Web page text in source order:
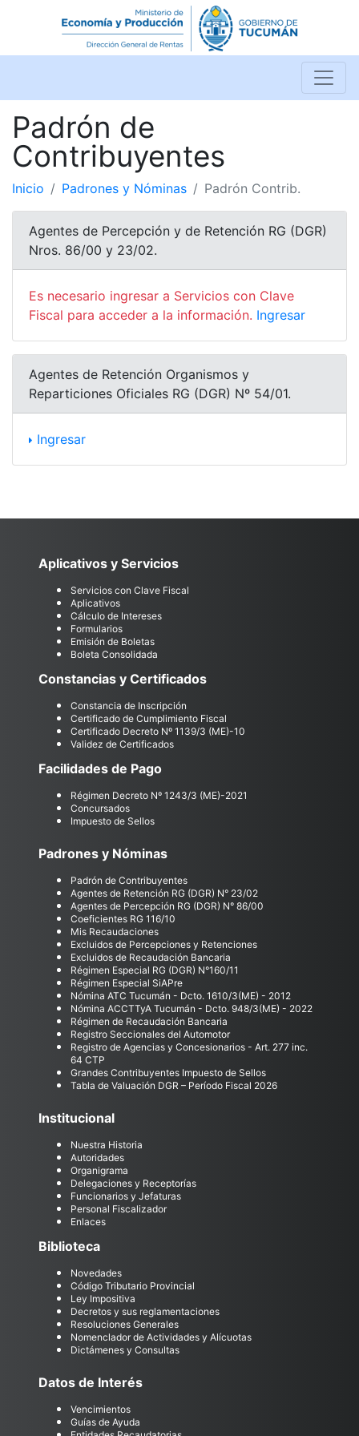
Padrón de
Contribuyentes
Inicio Padrones y Nóminas Padrón Contrib.
Agentes de Percepción y de Retención RG (DGR)
Nros. 86/00 y 23/02.
Es necesario ingresar a Servicios con Clave
Fiscal para acceder a la información. Ingresar
Agentes de Retención Organismos y
Reparticiones Oficiales RG (DGR) Nº 54/01.
Ingresar
Aplicativos y Servicios
Servicios con Clave Fiscal
Aplicativos
Cálculo de Intereses
Formularios
Emisión de Boletas
Boleta Consolidada
Constancias y Certificados
Constancia de Inscripción
Certificado de Cumplimiento Fiscal
Certificado Decreto Nº 1139/3 (ME)-10
Validez de Certificados
Facilidades de Pago
Régimen Decreto Nº 1243/3 (ME)-2021
Concursados
Impuesto de Sellos
Padrones y Nóminas
Padrón de Contribuyentes
Agentes de Retención RG (DGR) N° 23/02
Agentes de Percepción RG (DGR) N° 86/00
Coeficientes RG 116/10
Mis Recaudaciones
Excluidos de Percepciones y Retenciones
Excluidos de Recaudación Bancaria
Régimen Especial RG (DGR) N°160/11
Régimen Especial SiAPre
Nómina ATC Tucumán - Dcto. 1610/3(ME) - 2012
Nómina ACCTTyA Tucumán - Dcto. 948/3(ME) - 2022
Régimen de Recaudación Bancaria
Registro Seccionales del Automotor
Registro de Agencias y Concesionarios - Art. 277 inc.
64 CTP
Grandes Contribuyentes Impuesto de Sellos
Tabla de Valuación DGR – Período Fiscal 2026
Institucional
Nuestra Historia
Autoridades
Organigrama
Delegaciones y Receptorías
Funcionarios y Jefaturas
Personal Fiscalizador
Enlaces
Biblioteca
Novedades
Código Tributario Provincial
Ley Impositiva
Decretos y sus reglamentaciones
Resoluciones Generales
Nomenclador de Actividades y Alícuotas
Dictámenes y Consultas
Datos de Interés
Vencimientos
Guías de Ayuda